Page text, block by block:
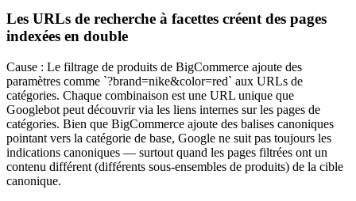
Les URLs de recherche à facettes créent des pages
indexées en double
Cause : Le filtrage de produits de BigCommerce ajoute des
paramètres comme `?brand=nike&color=red` aux URLs de
catégories. Chaque combinaison est une URL unique que
Googlebot peut découvrir via les liens internes sur les pages de
catégories. Bien que BigCommerce ajoute des balises canoniques
pointant vers la catégorie de base, Google ne suit pas toujours les
indications canoniques — surtout quand les pages filtrées ont un
contenu différent (différents sous-ensembles de produits) de la cible
canonique.